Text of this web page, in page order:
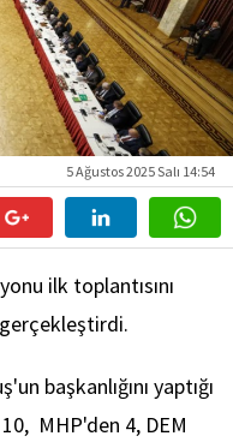
5 Ağustos 2025 Salı 14:54
ilk toplantısını
başkanlığını yaptığı
MHP'den 4, DEM